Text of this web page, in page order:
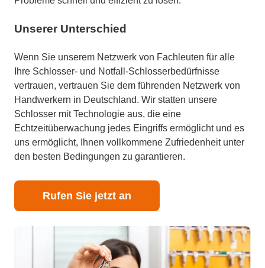
Unserer Unterschied
Wenn Sie unserem Netzwerk von Fachleuten für alle
Ihre Schlosser- und Notfall-Schlosserbedürfnisse
vertrauen, vertrauen Sie dem führenden Netzwerk von
Handwerkern in Deutschland. Wir statten unsere
Schlosser mit Technologie aus, die eine
Echtzeitüberwachung jedes Eingriffs ermöglicht und es
uns ermöglicht, Ihnen vollkommene Zufriedenheit unter
den besten Bedingungen zu garantieren.
Rufen Sie jetzt an